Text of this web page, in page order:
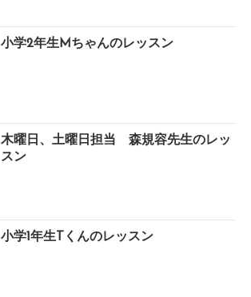
小学2年生Mちゃんのレッスン
木曜日、土曜日担当 森規容先生のレッ
スン
小学1年生Tくんのレッスン